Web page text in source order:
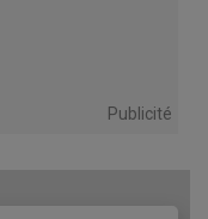
Publicité